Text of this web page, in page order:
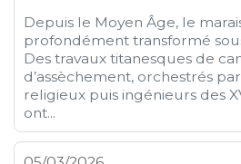
Depuis le Moyen Âge, le
profondément transformé
Des travaux titanesques de
d’assèchement, orchestrés
religieux puis ingénieurs des
ont...